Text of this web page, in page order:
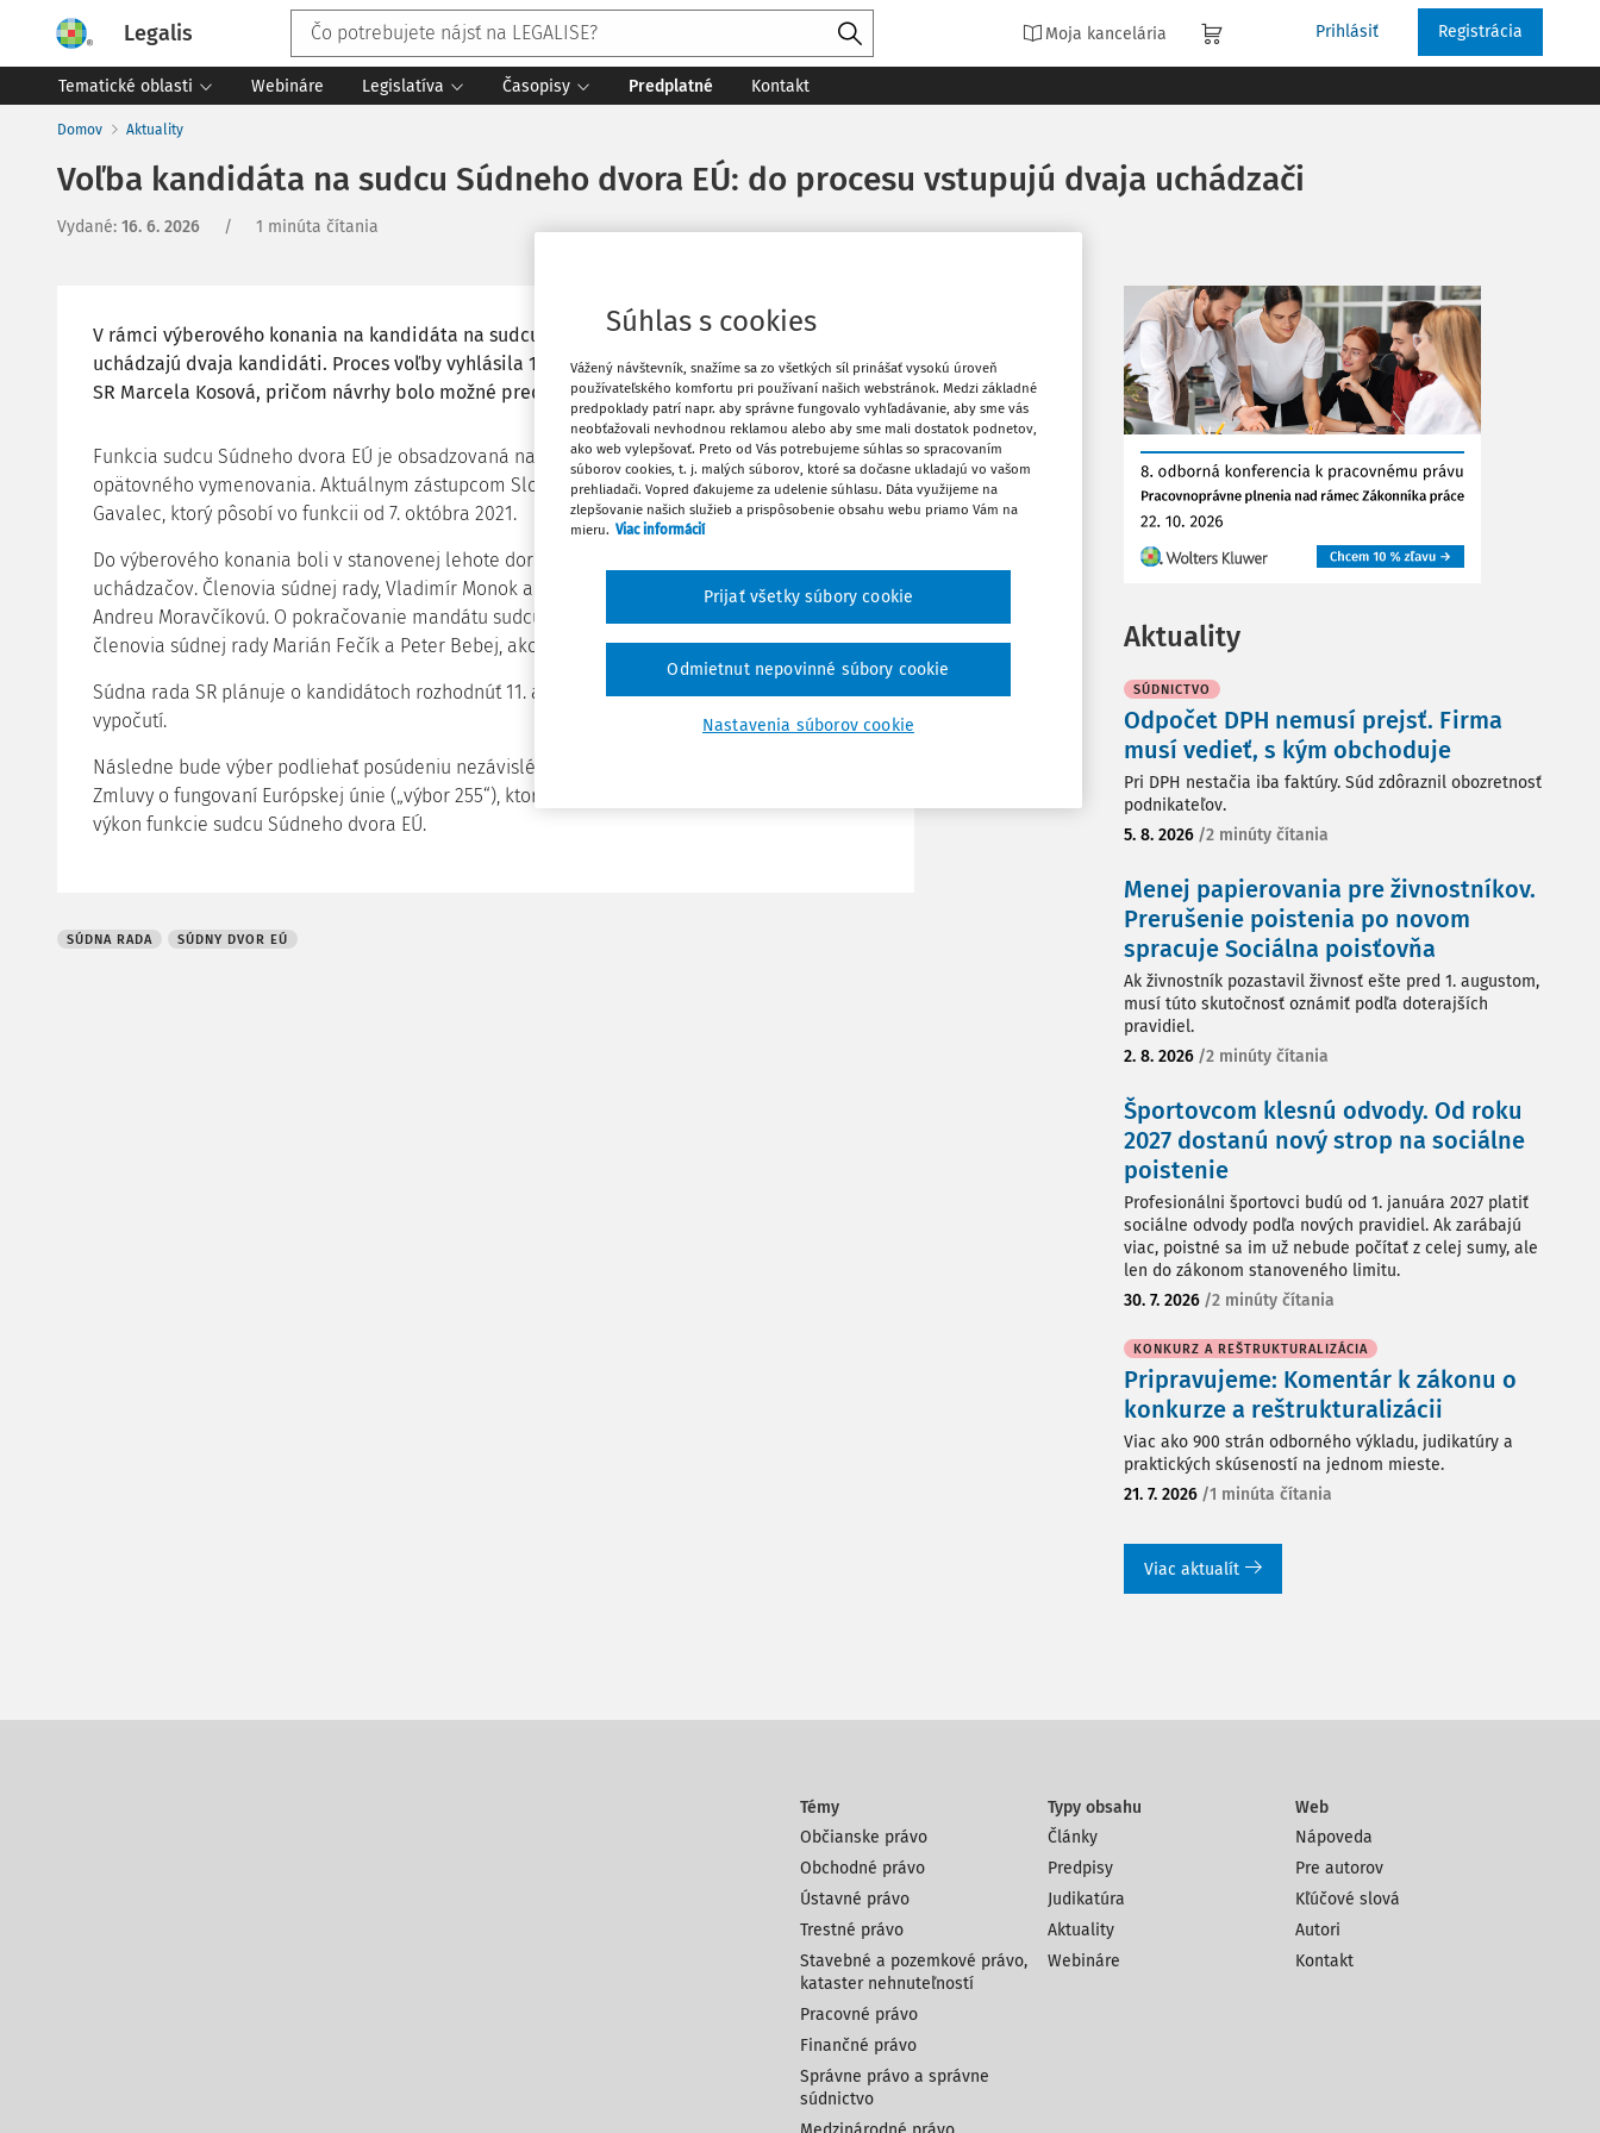
Legalis Moja kancelária Prihlásiť Registrácia
Tematické oblasti Webináre Legislatíva Časopisy Predplatné Kontakt
Domov Aktuality
Voľba kandidáta na sudcu Súdneho dvora EÚ: do procesu vstupujú dvaja uchádzači
Vydané: 16. 6. 2026 / 1 minúta čítania
V rámci výberového konania na kandidáta na sudcu Súdneho dvora EÚ sa o post
uchádzajú dvaja kandidáti. Proces voľby vyhlásila 11. mája 2026 predsedníčka Súdnej rady
SR Marcela Kosová, pričom návrhy bolo možné predkladať do 11. júna 2026.
Funkcia sudcu Súdneho dvora EÚ je obsadzovaná na obdobie šiestich rokov s možnosťou
opätovného vymenovania. Aktuálnym zástupcom Slovenskej republiky je sudca Miroslav
Gavalec, ktorý pôsobí vo funkcii od 7. októbra 2021.
Do výberového konania boli v stanovenej lehote doručené tri návrhy, ktoré sa týkajú dvoch
uchádzačov. Členovia súdnej rady, Vladimír Monok a Ľuboš Kunay, navrhli za kandidátku
Andreu Moravčíkovú. O pokračovanie mandátu sudcu Miroslava Gavalca prejavili záujem
členovia súdnej rady Marián Fečík a Peter Bebej, ako aj Slovenská advokátska komora.
Súdna rada SR plánuje o kandidátoch rozhodnúť 11. augusta 2026, a to po ich verejnom
vypočutí.
Následne bude výber podliehať posúdeniu nezávislého poradného orgánu podľa čl. 255
Zmluvy o fungovaní Európskej únie („výbor 255“), ktorý hodnotí spôsobilosť kandidátov na
výkon funkcie sudcu Súdneho dvora EÚ.
SÚDNA RADA SÚDNY DVOR EÚ
Obľúbené
Stiahnuť
Poznámka
Aktuality
SÚDNICTVO
Odpočet DPH nemusí prejsť. Firma
musí vedieť, s kým obchoduje
Pri DPH nestačia iba faktúry. Súd zdôraznil obozretnosť
podnikateľov.
5. 8. 2026 /2 minúty čítania
Menej papierovania pre živnostníkov.
Prerušenie poistenia po novom
spracuje Sociálna poisťovňa
Ak živnostník pozastavil živnosť ešte pred 1. augustom,
musí túto skutočnosť oznámiť podľa doterajších
pravidiel.
2. 8. 2026 /2 minúty čítania
Športovcom klesnú odvody. Od roku
2027 dostanú nový strop na sociálne
poistenie
Profesionálni športovci budú od 1. januára 2027 platiť
sociálne odvody podľa nových pravidiel. Ak zarábajú
viac, poistné sa im už nebude počítať z celej sumy, ale
len do zákonom stanoveného limitu.
30. 7. 2026 /2 minúty čítania
KONKURZ A REŠTRUKTURALIZÁCIA
Pripravujeme: Komentár k zákonu o
konkurze a reštrukturalizácii
Viac ako 900 strán odborného výkladu, judikatúry a
praktických skúseností na jednom mieste.
21. 7. 2026 /1 minúta čítania
Viac aktualít
Témy
Občianske právo
Obchodné právo
Ústavné právo
Trestné právo
Stavebné a pozemkové právo,
kataster nehnuteľností
Pracovné právo
Finančné právo
Správne právo a správne
súdnictvo
Typy obsahu
Články
Predpisy
Judikatúra
Aktuality
Webináre
Web
Nápoveda
Pre autorov
Kľúčové slová
Autori
Kontakt
Súhlas s cookies
Vážený návštevník, snažíme sa zo všetkých síl prinášať vysokú úroveň
používateľského komfortu pri používaní našich webstránok. Medzi základné
predpoklady patrí napr. aby správne fungovalo vyhľadávanie, aby sme vás
neobťažovali nevhodnou reklamou alebo aby sme mali dostatok podnetov,
ako web vylepšovať. Preto od Vás potrebujeme súhlas so spracovaním
súborov cookies, t. j. malých súborov, ktoré sa dočasne ukladajú vo vašom
prehliadači. Vopred ďakujeme za udelenie súhlasu. Dáta využijeme na
zlepšovanie našich služieb a prispôsobenie obsahu webu priamo Vám na
mieru. Viac informácií
Nastavenia súborov cookie
Odmietnut nepovinné súbory cookie
Prijať všetky súbory cookie